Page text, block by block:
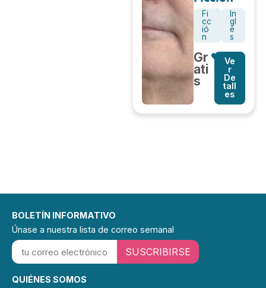
Fi
cc
ió
n
In
gl
é
s
Gr
ati
s
Ve
r
De
tall
es
QUIÉNES SOMOS
BOLETÍN INFORMATIVO
Únase a nuestra lista de correo semanal
SUSCRIBIRSE